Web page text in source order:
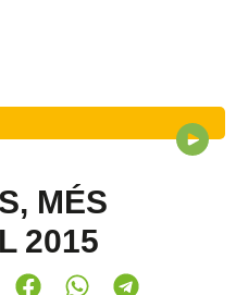
MÉS
2015